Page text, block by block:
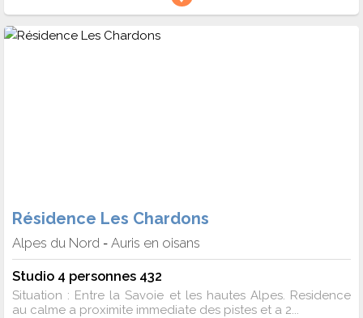
Résidence Les Chardons
Alpes du Nord - Auris en oisans
Studio 4 personnes 432
Situation : Entre la Savoie et les hautes Alpes. Residence
au calme a proximite immediate des pistes et a 2...